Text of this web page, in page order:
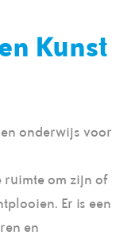
Kunst
onderwijs voor
ruimte om zijn of
Er is een
en